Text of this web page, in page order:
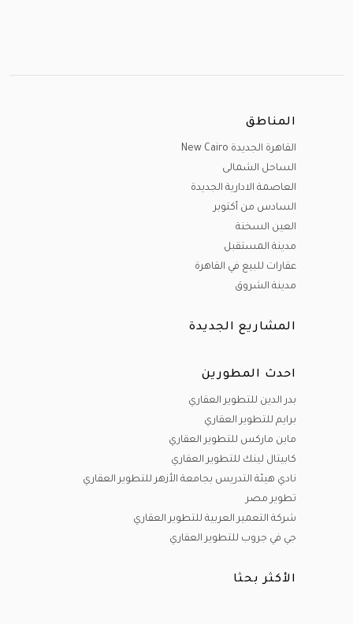
المناطق
القاهرة الجديدة New Cairo
الساحل الشمالى
العاصمة الادارية الجديدة
السادس من أكتوبر
العين السخنة
مدينة المستقبل
عقارات للبيع في القاهرة
مدينة الشروق
المشاريع الجديدة
احدث المطورين
بدر الدين للتطوير العقاري
برايم للتطوير العقاري
ماين ماركس للتطوير العقاري
كابيتال لينك للتطوير العقاري
نادي هيئة التدريس بجامعة الأزهر للتطوير العقاري
تطوير مصر
شركة التعمير العربية للتطوير العقاري
جي في جروب للتطوير العقاري
الأكثر بحثا